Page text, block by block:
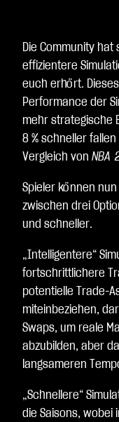
Die Community
effizientere
euch erhört.
Performance der
mehr strategische
8 % schneller
Vergleich von NBA
Spieler können
zwischen drei
und schneller.
„Intelligentere“
fortschrittlichere
potentielle Trade-
miteinbeziehen,
Swaps, um reale
abzubilden, aber
langsameren
„Schnellere“
die Saisons, wobei